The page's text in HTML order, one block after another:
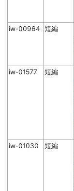
iw-00964 短編
iw-01577 短編
iw-01030 短編